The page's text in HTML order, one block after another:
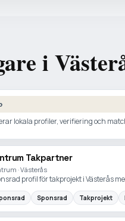
i
lokala profiler, verifiering och
Takpartner
· Västerås
profil för takprojekt i Västerås
Sponsrad Takprojekt